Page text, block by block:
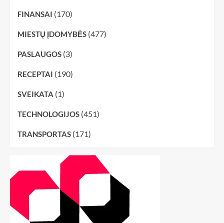
FINANSAI (170)
MIESTŲ ĮDOMYBĖS (477)
PASLAUGOS (3)
RECEPTAI (190)
SVEIKATA (1)
TECHNOLOGIJOS (451)
TRANSPORTAS (171)